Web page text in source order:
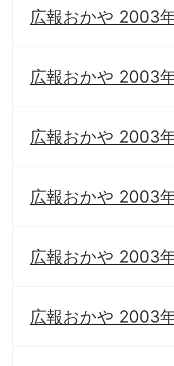
広報おかや 2003
広報おかや 2003
広報おかや 2003
広報おかや 2003
広報おかや 2003
広報おかや 2003